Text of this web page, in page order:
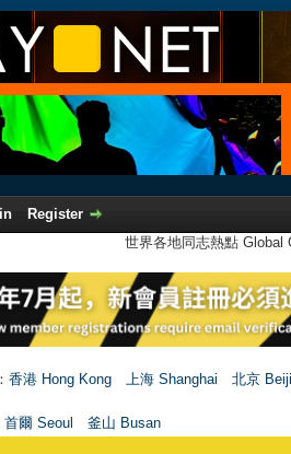
Register
世界各地同志熱點
香港 Hong Kong 上海 Shanghai
北京
首爾 Seoul 釜山 Busan